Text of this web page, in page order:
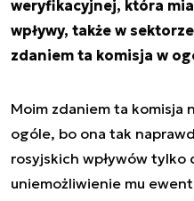
weryfikacyjnej, która
wpływy, także w
zdaniem ta komisja w
Moim zdaniem ta komisja
ogóle, bo ona tak
rosyjskich wpływów tylko
uniemożliwienie mu